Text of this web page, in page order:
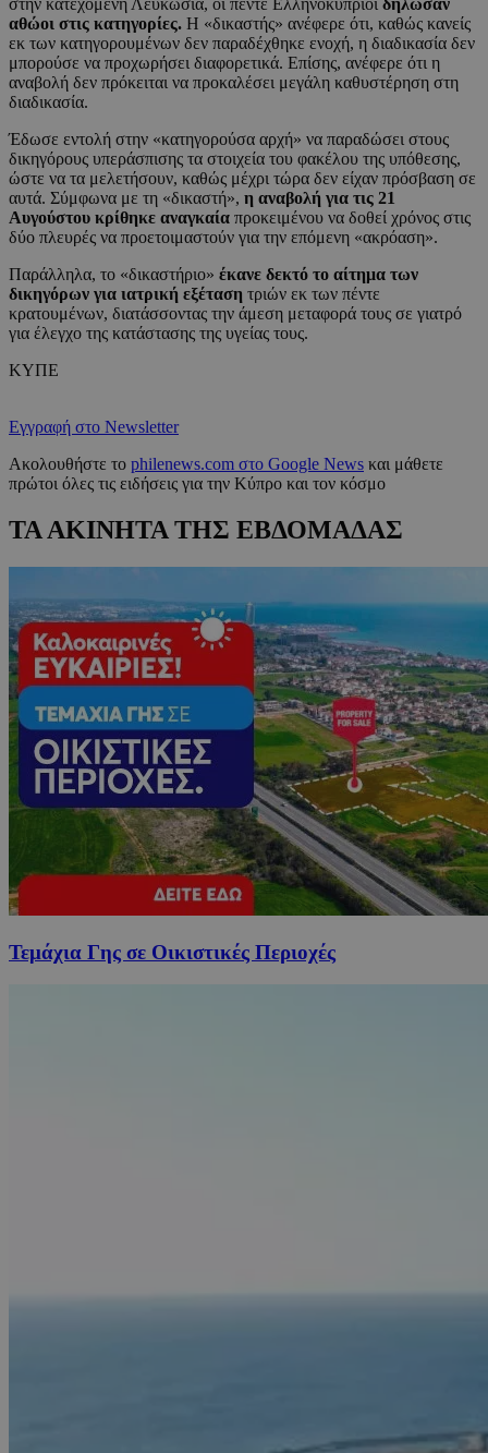
στην κατεχόμενη Λευκωσία, οι πέντε Ελληνοκύπριοι δήλωσαν
αθώοι στις κατηγορίες. Η «δικαστής» ανέφερε ότι, καθώς κανείς
εκ των κατηγορουμένων δεν παραδέχθηκε ενοχή, η διαδικασία δεν
μπορούσε να προχωρήσει διαφορετικά. Επίσης, ανέφερε ότι η
αναβολή δεν πρόκειται να προκαλέσει μεγάλη καθυστέρηση στη
διαδικασία.
Έδωσε εντολή στην «κατηγορούσα αρχή» να παραδώσει στους
δικηγόρους υπεράσπισης τα στοιχεία του φακέλου της υπόθεσης,
ώστε να τα μελετήσουν, καθώς μέχρι τώρα δεν είχαν πρόσβαση σε
αυτά. Σύμφωνα με τη «δικαστή», η αναβολή για τις 21
Αυγούστου κρίθηκε αναγκαία προκειμένου να δοθεί χρόνος στις
δύο πλευρές να προετοιμαστούν για την επόμενη «ακρόαση».
Παράλληλα, το «δικαστήριο» έκανε δεκτό το αίτημα των
δικηγόρων για ιατρική εξέταση τριών εκ των πέντε
κρατουμένων, διατάσσοντας την άμεση μεταφορά τους σε γιατρό
για έλεγχο της κατάστασης της υγείας τους.
ΚΥΠΕ
Εγγραφή στο Newsletter
Ακολουθήστε το philenews.com στο Google News και μάθετε
πρώτοι όλες τις ειδήσεις για την Κύπρο και τον κόσμο
ΤΑ ΑΚΙΝΗΤΑ ΤΗΣ ΕΒΔΟΜΑΔΑΣ
Τεμάχια Γης σε Οικιστικές Περιοχές